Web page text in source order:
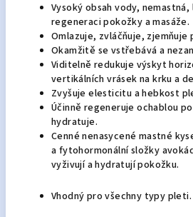
Vysoký obsah vody,
regeneraci pokožky a masáže.
Omlazuje, zvláčňuje, zjemňuje
Okamžitě se vstřebává a
Viditelně redukuje výskyt
vertikálních vrásek na krku a
Zvyšuje elesticitu a hebkost
Účinně regeneruje ochablou
hydratuje.
Cenné nenasycené mastné
a fytohormonální složky
vyživují a hydratují pokožku.
Vhodný pro všechny typy pleti.